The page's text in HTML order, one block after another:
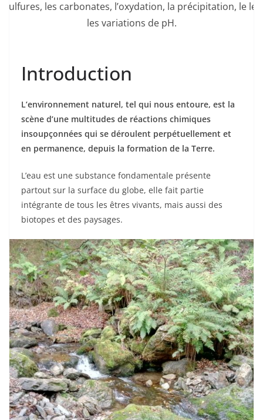
sulfures, les carbonates, l’oxydation, la précipitation, le
les variations de pH.
Introduction
L’environnement naturel, tel qui nous entoure, est la
scène d’une multitudes de réactions chimiques
insoupçonnées qui se déroulent perpétuellement et
en permanence, depuis la formation de la Terre.
L’eau est une substance fondamentale présente
partout sur la surface du globe, elle fait partie
intégrante de tous les êtres vivants, mais aussi des
biotopes et des paysages.